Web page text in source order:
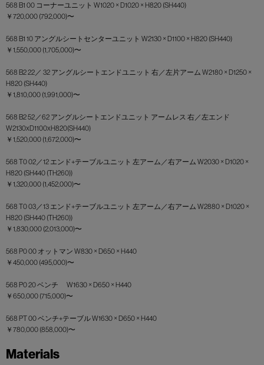
568 B1 00 コーナーユニット W1020 × D1020 × H820 (SH440)
￥720,000 (792,000)〜
568 B1 10 アングルシートセンターユニット W2130 × D1100 × H820 (SH440)
￥1,550,000 (1,705,000)〜
568 B2 22／ 32 アングルシートエンドユニット 右／左片アーム W2180 × D1250 ×
H820 (SH440)
￥1,810,000 (1,991,000)〜
568 B2 52／62 アングルシートエンドユニット アームレス 右／左エンド
W2130xD1100xH820(SH440)
￥1,520,000 (1,672,000)〜
568 T0 02／12 エンド+テーブルユニット 左アーム／右アーム W2030 × D1020 ×
H820 (SH440 (TH260))
￥1,320,000 (1,452,000)〜
568 T0 03／13 エンド+テーブルユニット 左アーム／右アーム W2880 × D1020 ×
H820 (SH440 (TH260))
￥1,830,000 (2,013,000)〜
568 P0 00 オットマン W830 × D650 × H440
￥450,000 (495,000)〜
568 P0 20 ベンチ W1630 × D650 × H440
￥650,000 (715,000)〜
568 PT 00 ベンチ+テーブル W1630 × D650 × H440
￥780,000 (858,000)〜
Materials